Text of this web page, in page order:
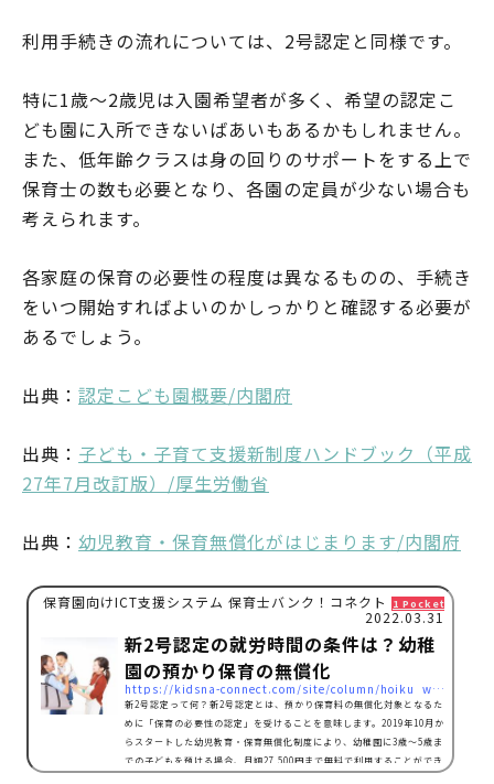
利用手続きの流れについては、2号認定と同様です。
特に1歳〜2歳児は入園希望者が多く、希望の認定こ
ども園に入所できないばあいもあるかもしれません。
また、低年齢クラスは身の回りのサポートをする上で
保育士の数も必要となり、各園の定員が少ない場合も
考えられます。
各家庭の保育の必要性の程度は異なるものの、手続き
をいつ開始すればよいのかしっかりと確認する必要が
あるでしょう。
出典： 認定こども園概要/内閣府
出典： 子ども・子育て支援新制度ハンドブック（平成
27年7月改訂版）/厚生労働省
出典： 幼児教育・保育無償化がはじまります/内閣府
保育園向けICT支援システム 保育士バンク！コネクト 1 Pocket
2022.03.31
新2号認定の就労時間の条件は？幼稚
園の預かり保育の無償化
https://kidsna-connect.com/site/column/hoiku_workstyle/9197
新2号認定って何？新2号認定とは、預かり保育料の無償化対象となるた
めに「保育の必要性の認定」を受けることを意味します。2019年10月か
らスタートした幼児教育・保育無償化制度により、幼稚園に3歳〜5歳ま
での子どもを預ける場合、月額27,500円まで無料で利用することができ